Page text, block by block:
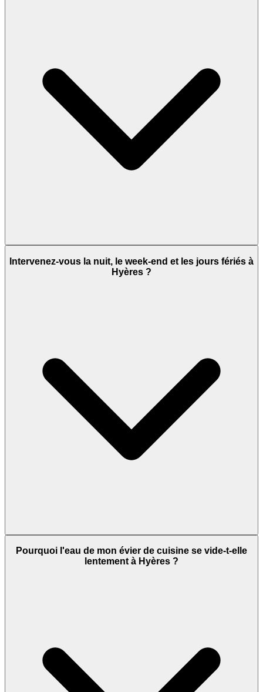
Intervenez-vous la nuit, le week-end et les jours fériés à
Hyères ?
Pourquoi l'eau de mon évier de cuisine se vide-t-elle
lentement à Hyères ?